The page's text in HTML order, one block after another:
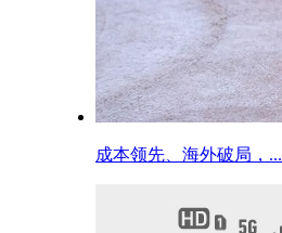
成本领先、海外破局，...